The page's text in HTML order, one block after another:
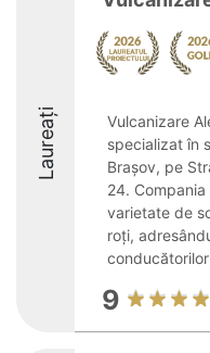
Laureați
Vulcanizare
specializat în
Brașov, pe
24.
varietate de
roți,
9